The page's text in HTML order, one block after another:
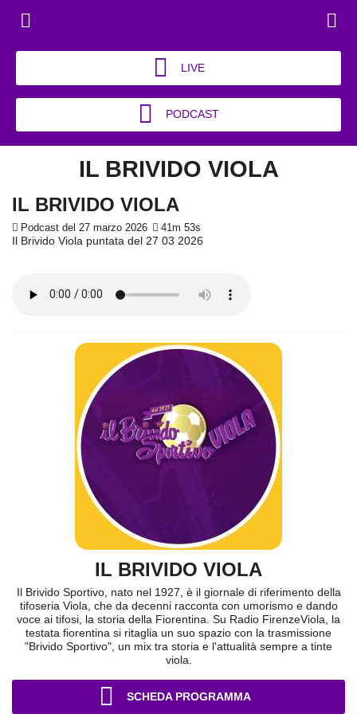
LIVE
PODCAST
IL BRIVIDO VIOLA
IL BRIVIDO VIOLA
Podcast del 27 marzo 2026 41m 53s
Il Brivido Viola puntata del 27 03 2026
IL BRIVIDO VIOLA
Il Brivido Sportivo, nato nel 1927, è il giornale di riferimento della
tifoseria Viola, che da decenni racconta con umorismo e dando
voce ai tifosi, la storia della Fiorentina. Su Radio FirenzeViola, la
testata fiorentina si ritaglia un suo spazio con la trasmissione
"Brivido Sportivo", un mix tra storia e l'attualità sempre a tinte
viola.
SCHEDA PROGRAMMA